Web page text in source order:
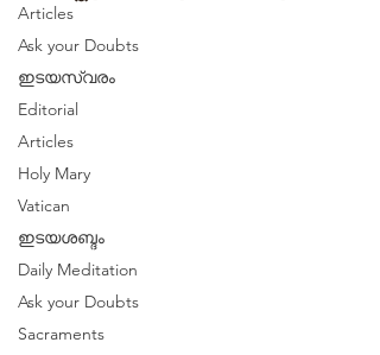
Articles
Ask your Doubts
ഇടയസ്വരം
Editorial
Articles
Holy Mary
Vatican
ഇടയശബ്ദം
Daily Meditation
Ask your Doubts
Sacraments